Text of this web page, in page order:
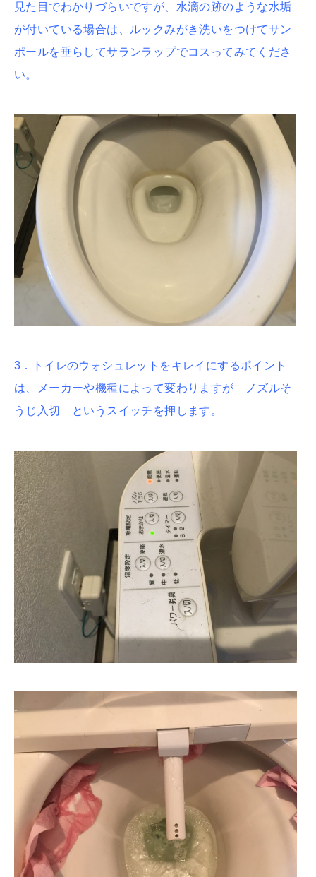
見た目でわかりづらいですが、水滴の跡のような水垢
が付いている場合は、ルックみがき洗いをつけてサン
ポールを垂らしてサランラップでコスってみてくださ
い。
3．トイレのウォシュレットをキレイにするポイント
は、メーカーや機種によって変わりますが ノズルそ
うじ入切 というスイッチを押します。